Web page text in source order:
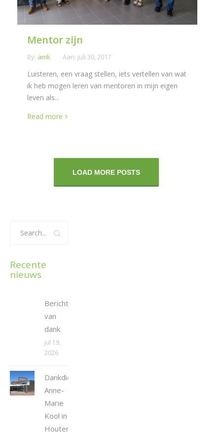
Mentor zijn
By: amk Aan: juli 30, 2017
Luisteren, een vraag stellen, iets vertellen van wat
ik heb mogen leren van mentoren in mijn eigen
leven als...
Read more
LOAD MORE POSTS
Recente
nieuws
Bericht
van
dank
jul 19,
2026
Dankdienst
Anne-
Marie
Kool in
Houten